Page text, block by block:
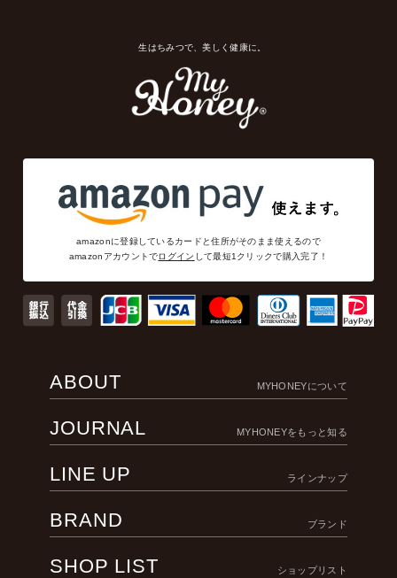
生はちみつで、美しく健康に。
amazonに登録しているカードと住所がそのまま使えるので
amazonアカウントでログイン して最短1クリックで購入完了！
ABOUT MYHONEYについて
JOURNAL MYHONEYをもっと知る
LINE UP ラインナップ
BRAND ブランド
SHOP LIST ショップリスト